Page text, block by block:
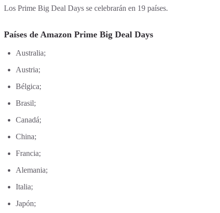
Los Prime Big Deal Days se celebrarán en 19 países.
Países de Amazon Prime Big Deal Days
Australia;
Austria;
Bélgica;
Brasil;
Canadá;
China;
Francia;
Alemania;
Italia;
Japón;